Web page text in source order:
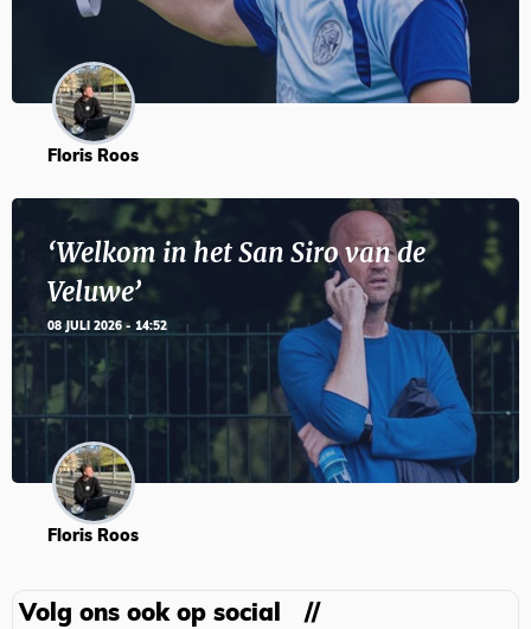
Floris Roos
‘Welkom in het San Siro van de
Veluwe’
08 JULI 2026 - 14:52
Floris Roos
Volg ons ook op social